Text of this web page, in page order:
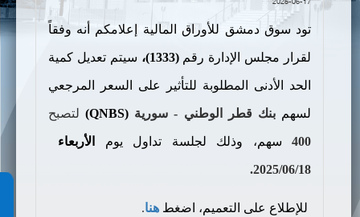
تود سوق دمشق للأوراق المالية إعلامكم أنه وفقاً
لقرار مجلس الإدارة رقم(1333)، سيتم تعديل كمية
الحد الأدنى المطلوبة للتأثير على السعر المرجعي
لسهم بنكقطر الوطني - سورية (QNBS) لتصبح
400 سهم، وذلك لجلسة تداول يوم الأربعاء
2025/06/18
.
للإطلاع على التعميم، اضغط هنا.